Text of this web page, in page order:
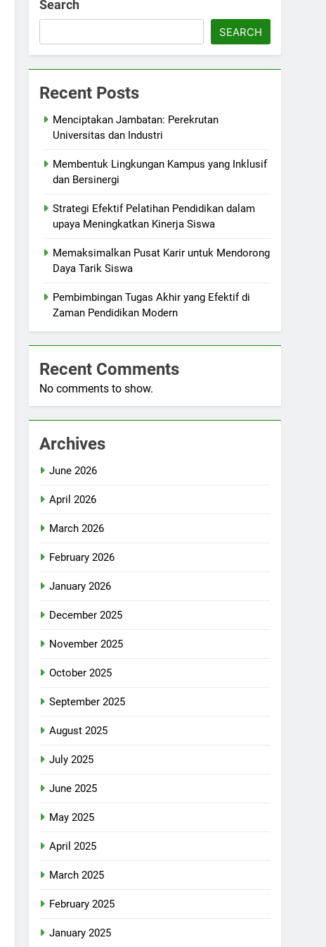
Search
SEARCH
Recent Posts
Menciptakan Jambatan: Perekrutan
Universitas dan Industri
Membentuk Lingkungan Kampus yang Inklusif
dan Bersinergi
Strategi Efektif Pelatihan Pendidikan dalam
upaya Meningkatkan Kinerja Siswa
Memaksimalkan Pusat Karir untuk Mendorong
Daya Tarik Siswa
Pembimbingan Tugas Akhir yang Efektif di
Zaman Pendidikan Modern
Recent Comments
No comments to show.
Archives
June 2026
April 2026
March 2026
February 2026
January 2026
December 2025
November 2025
October 2025
September 2025
August 2025
July 2025
June 2025
May 2025
April 2025
March 2025
February 2025
January 2025